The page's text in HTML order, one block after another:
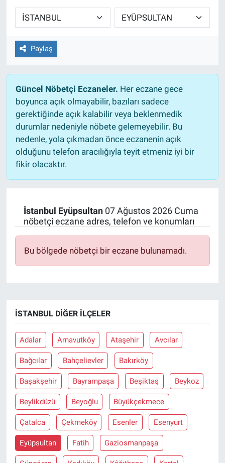
Paylaş
Güncel Nöbetçi Eczaneler. Her eczane gece
boyunca açık olmayabilir, bazıları sadece
gerektiğinde açık kalabilir veya beklenmedik
durumlar nedeniyle nöbete gelemeyebilir. Bu
nedenle, yola çıkmadan önce eczanenin açık
olduğunu telefon aracılığıyla teyit etmeniz iyi bir
fikir olacaktır.
İstanbul Eyüpsultan07 Ağustos 2026 Cuma
nöbetçi eczane adres, telefon ve konumları
Bu bölgede nöbetçi bir eczane bulunamadı.
İSTANBUL DIĞER İLÇELER
Adalar Arnavutköy Ataşehir Avcılar
Bağcılar Bahçelievler Bakırköy
Başakşehir Bayrampaşa Beşiktaş Beykoz
Beylikdüzü Beyoğlu Büyükçekmece
Çatalca Çekmeköy Esenler Esenyurt
Eyüpsultan Fatih Gaziosmanpaşa
Sağlıklı Yaşam
Siyaset
Yaşam